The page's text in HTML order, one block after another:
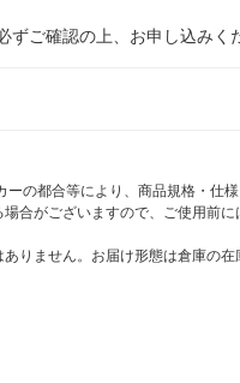
ご確認の上、お申し込みく
の都合等により、商品規格・仕
合がございますので、ご使用前
りません。お届け形態は倉庫の